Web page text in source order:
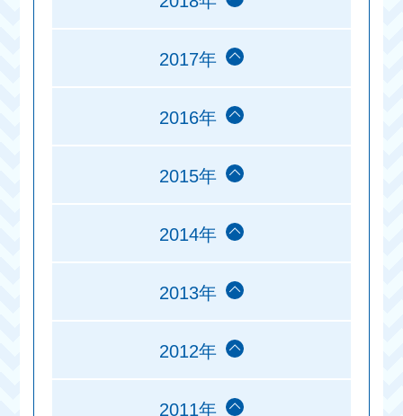
2017年
2016年
2015年
2014年
2013年
2012年
2011年